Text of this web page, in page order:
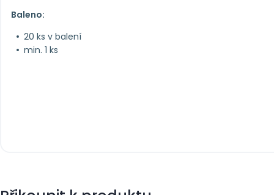
Baleno:
20 ks v balení
min. 1 ks